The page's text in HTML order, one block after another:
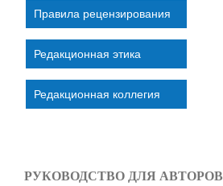
Правила рецензирования
Редакционная этика
Редакционная коллегия
РУКОВОДСТВО ДЛЯ АВТОРОВ